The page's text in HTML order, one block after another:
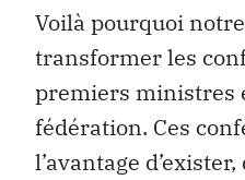
Voilà pourquoi
transformer les
premiers ministres
fédération. Ces
l’avantage